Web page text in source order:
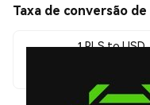
Taxa de conversão
1 PLS to USD